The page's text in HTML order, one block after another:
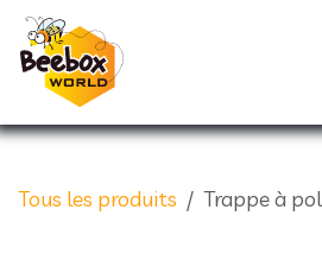
Se rendre au contenu
Tous les produits Trappe à